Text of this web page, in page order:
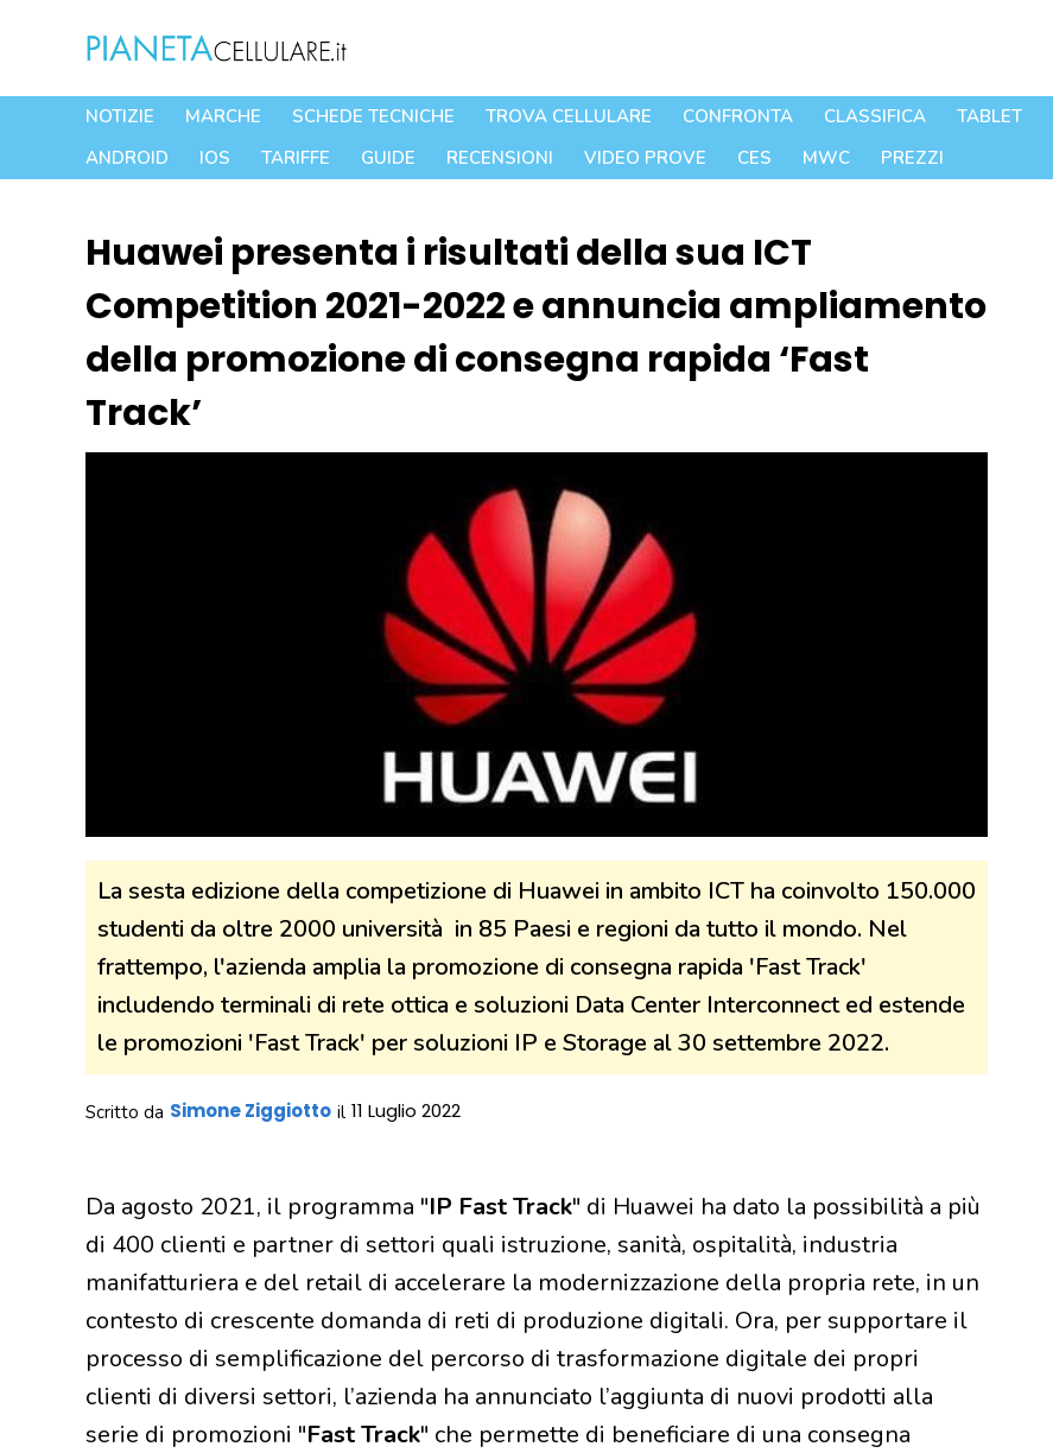
contenuto
NOTIZIE MARCHE SCHEDE TECNICHE TROVA CELLULARE CONFRONTA CLASSIFICA TABLET
ANDROID
IOS TARIFFE GUIDE RECENSIONI VIDEO PROVE CES MWC PREZZI
Huawei presenta i risultati della sua ICT
Competition 2021-2022 e annuncia ampliamento
della promozione di consegna rapida ‘Fast
Track’
La sesta edizione della competizione di Huawei in ambito ICT ha coinvolto 150.000
studenti da oltre 2000 università in 85 Paesi e regioni da tutto il mondo. Nel
frattempo, l'azienda amplia la promozione di consegna rapida 'Fast Track'
includendo terminali di rete ottica e soluzioni Data Center Interconnect ed estende
le promozioni 'Fast Track' per soluzioni IP e Storage al 30 settembre 2022.
Scritto da Simone Ziggiotto il 11 Luglio 2022
Da agosto 2021, il programma "IP Fast Track" di Huawei ha dato la possibilità a più
di 400 clienti e partner di settori quali istruzione, sanità, ospitalità, industria
manifatturiera e del retail di accelerare la modernizzazione della propria rete, in un
contesto di crescente domanda di reti di produzione digitali. Ora, per supportare il
processo di semplificazione del percorso di trasformazione digitale dei propri
clienti di diversi settori, l’azienda ha annunciato l’aggiunta di nuovi prodotti alla
serie di promozioni "Fast Track" che permette di beneficiare di una consegna